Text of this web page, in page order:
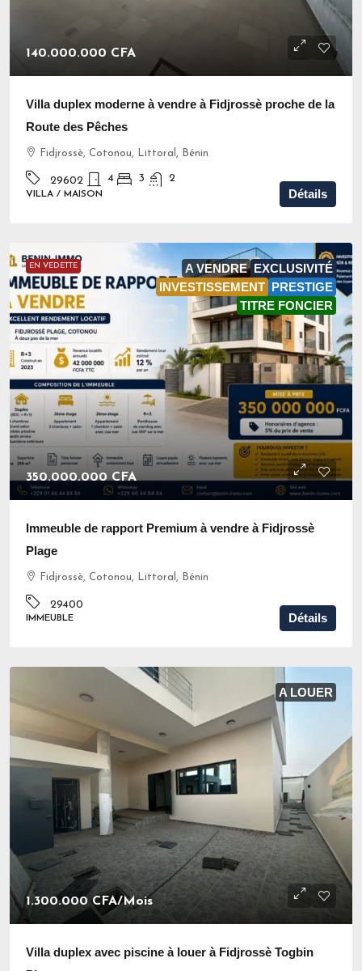
140.000.000 CFA
Villa duplex moderne à vendre à Fidjrossè proche de la
Route des Pêches
Fidjrossè, Cotonou, Littoral, Bénin
29602 4 3 2
VILLA / MAISON Détails
EN VEDETTE A VENDRE EXCLUSIVITÉ
INVESTISSEMENT PRESTIGE
TITRE FONCIER
350.000.000 CFA
Immeuble de rapport Premium à vendre à Fidjrossè
Plage
Fidjrossè, Cotonou, Littoral, Bénin
29400
IMMEUBLE Détails
A LOUER
1.300.000 CFA/Mois
Villa duplex avec piscine à louer à Fidjrossè Togbin